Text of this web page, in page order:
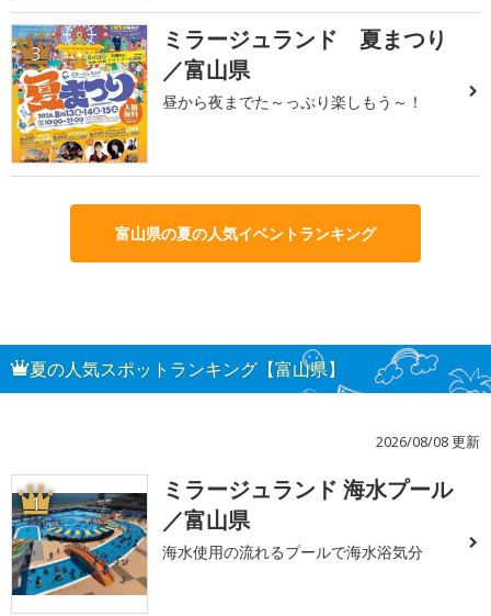
3
ミラージュランド 夏まつり
／富山県
昼から夜までた～っぷり楽しもう～！
富山県の夏の人気イベントランキング
夏の人気スポットランキング【富山県】
2026/08/08 更新
1
ミラージュランド 海水プール
／富山県
海水使用の流れるプールで海水浴気分